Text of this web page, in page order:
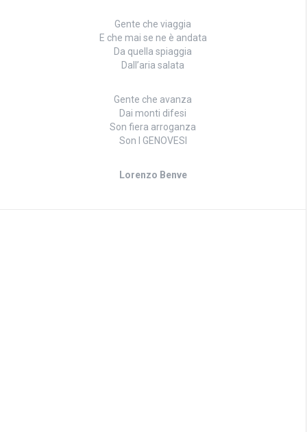
Gente che viaggia
E che mai se ne è andata
Da quella spiaggia
Dall’aria salata
Gente che avanza
Dai monti difesi
Son fiera arroganza
Son I GENOVESI
Lorenzo Benve